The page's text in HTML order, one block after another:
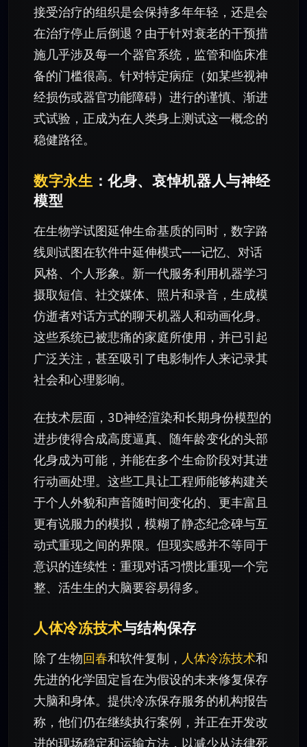
接受治疗的组织是会保持多年年轻，还是会
在治疗停止后倒退？由于针对衰老的干预措
施几乎涉及每一个器官系统，监管和临床准
备的门槛很高。针对特定病症（如某些视神
经损伤或器官功能障碍）进行的谨慎、渐进
式试验，正成为在人类身上测试这一概念的
稳健路径。
数字永生 ：化身、哀悼机器人与神经
模型
在生物学试图延伸生命基质的同时，数字路
线则试图在软件中延伸模式——记忆、对话
风格、个人形象。新一代服务利用机器学习
摄取短信、社交媒体、照片和录音，生成模
仿逝者对话方式的聊天机器人和动画化身。
这些系统已被悲痛的家庭所使用，并已引起
广泛关注，甚至吸引了电影制作人来记录其
社会和心理影响。
在技术层面，3D神经渲染和长期身份模型的
进步使得合成高度逼真、随年龄变化的头部
化身成为可能，并能在多个生命阶段对其进
行动画处理。这些工具让工程师能够构建关
于个人外貌和声音随时间变化的、更丰富且
更有说服力的模拟，模糊了静态纪念碑与互
动式重现之间的界限。但现实感并不等同于
意识的连续性：重现对话习惯比重现一个完
整、活生生的大脑要容易得多。
人体冷冻技术与结构保存
除了生物回春和软件复制， 人体冷冻技术和
先进的化学固定旨在为假设的未来修复保存
大脑和身体。提供冷冻保存服务的机构报告
称，他们仍在继续执行案例，并正在开发改
进的现场稳定和运输方法，以减少从法律死